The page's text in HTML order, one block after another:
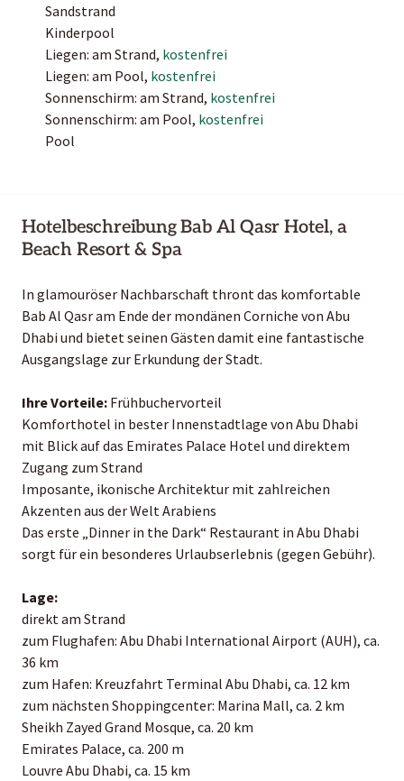
Sandstrand
Kinderpool
Liegen: am Strand, kostenfrei
Liegen: am Pool, kostenfrei
Sonnenschirm: am Strand, kostenfrei
Sonnenschirm: am Pool, kostenfrei
Pool
Hotelbeschreibung Bab Al Qasr Hotel, a
Beach Resort & Spa
In glamouröser Nachbarschaft thront das komfortable
Bab Al Qasr am Ende der mondänen Corniche von Abu
Dhabi und bietet seinen Gästen damit eine fantastische
Ausgangslage zur Erkundung der Stadt.
Ihre Vorteile: Frühbuchervorteil
Komforthotel in bester Innenstadtlage von Abu Dhabi
mit Blick auf das Emirates Palace Hotel und direktem
Zugang zum Strand
Imposante, ikonische Architektur mit zahlreichen
Akzenten aus der Welt Arabiens
Das erste „Dinner in the Dark“ Restaurant in Abu Dhabi
sorgt für ein besonderes Urlaubserlebnis (gegen Gebühr).
Lage:
direkt am Strand
zum Flughafen: Abu Dhabi International Airport (AUH), ca.
36 km
zum Hafen: Kreuzfahrt Terminal Abu Dhabi, ca. 12 km
zum nächsten Shoppingcenter: Marina Mall, ca. 2 km
Sheikh Zayed Grand Mosque, ca. 20 km
Emirates Palace, ca. 200 m
Louvre Abu Dhabi, ca. 15 km